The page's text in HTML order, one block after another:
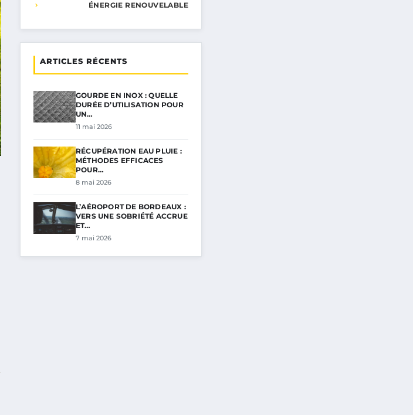
ÉNERGIE RENOUVELABLE
ARTICLES RÉCENTS
GOURDE EN INOX : QUELLE
DURÉE D’UTILISATION POUR
UN…
11 mai 2026
RÉCUPÉRATION EAU PLUIE :
MÉTHODES EFFICACES
POUR…
8 mai 2026
L’AÉROPORT DE BORDEAUX :
VERS UNE SOBRIÉTÉ ACCRUE
ET…
7 mai 2026